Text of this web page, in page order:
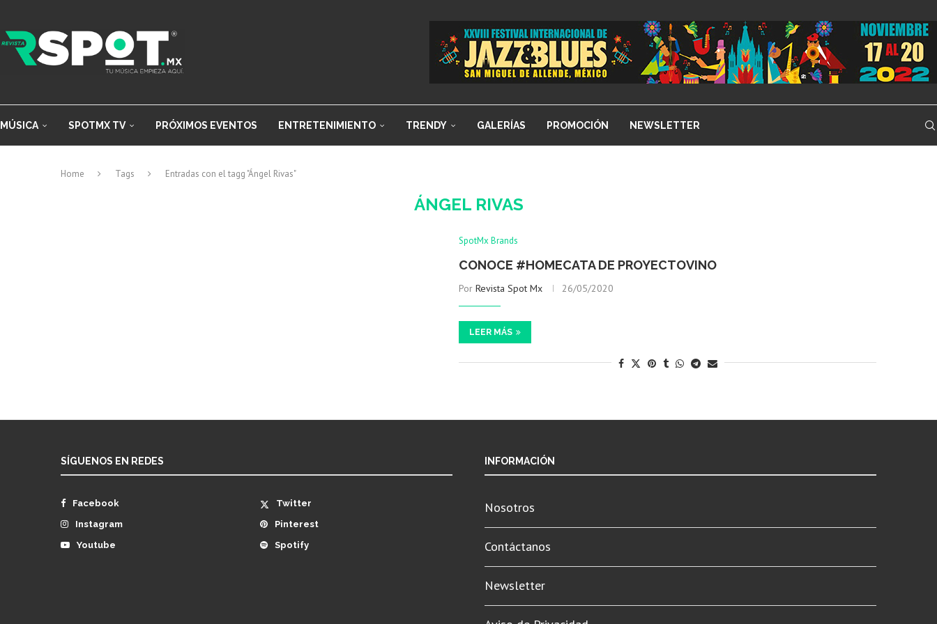
MÚSICA SPOTMX TV PRÓXIMOS EVENTOS ENTRETENIMIENTO TRENDY GALERÍAS PROMOCIÓN NEWSLETTER
Home Tags Entradas con el tagg "Ángel Rivas"
ÁNGEL RIVAS
SpotMx Brands
CONOCE #HOMECATA DE PROYECTOVINO
PorRevista Spot Mx 26/05/2020
LEER MÁS
SÍGUENOS EN REDES
Facebook
Twitter
Instagram
Pinterest
Youtube
Spotify
INFORMACIÓN
Nosotros
Contáctanos
Newsletter